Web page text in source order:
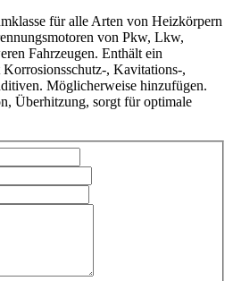
für alle Arten von Heizkörpern
von Pkw, Lkw,
Fahrzeugen. Enthält ein
, Kavitations-,
Möglicherweise hinzufügen.
Überhitzung, sorgt für optimale